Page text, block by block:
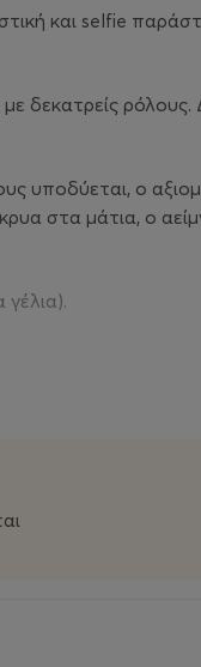
και selfie
δεκατρείς ρόλους.
υποδύεται, ο
στα μάτια, ο